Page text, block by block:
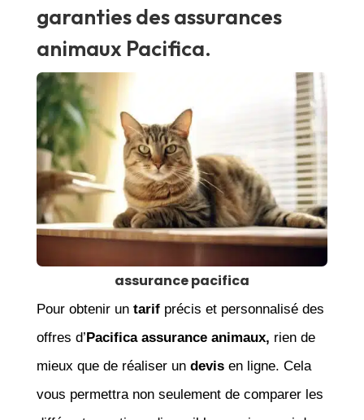
garanties des assurances
animaux Pacifica.
assurance pacifica
Pour obtenir un tarifprécis et personnalisé des
offres d’ Pacifica assurance animaux, rien de
mieux que de réaliser un devisen ligne. Cela
vous permettra non seulement de comparer les